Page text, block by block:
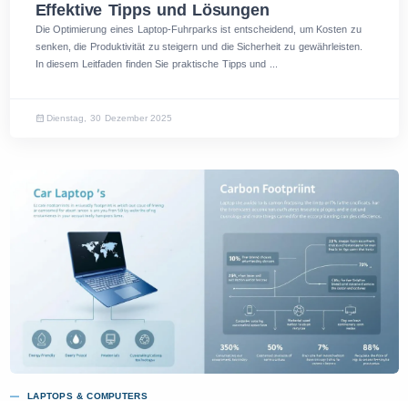
Effektive Tipps und Lösungen
Die Optimierung eines Laptop-Fuhrparks ist entscheidend, um Kosten zu
senken, die Produktivität zu steigern und die Sicherheit zu gewährleisten.
In diesem Leitfaden finden Sie praktische Tipps und ...
Dienstag, 30 Dezember 2025
LAPTOPS & COMPUTERS